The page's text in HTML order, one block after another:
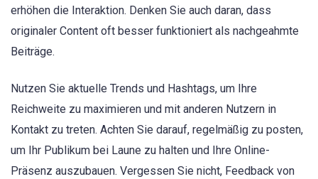
erhöhen die Interaktion. Denken Sie auch daran, dass
originaler Content oft besser funktioniert als nachgeahmte
Beiträge.
Nutzen Sie aktuelle Trends und Hashtags, um Ihre
Reichweite zu maximieren und mit anderen Nutzern in
Kontakt zu treten. Achten Sie darauf, regelmäßig zu posten,
um Ihr Publikum bei Laune zu halten und Ihre Online-
Präsenz auszubauen. Vergessen Sie nicht, Feedback von